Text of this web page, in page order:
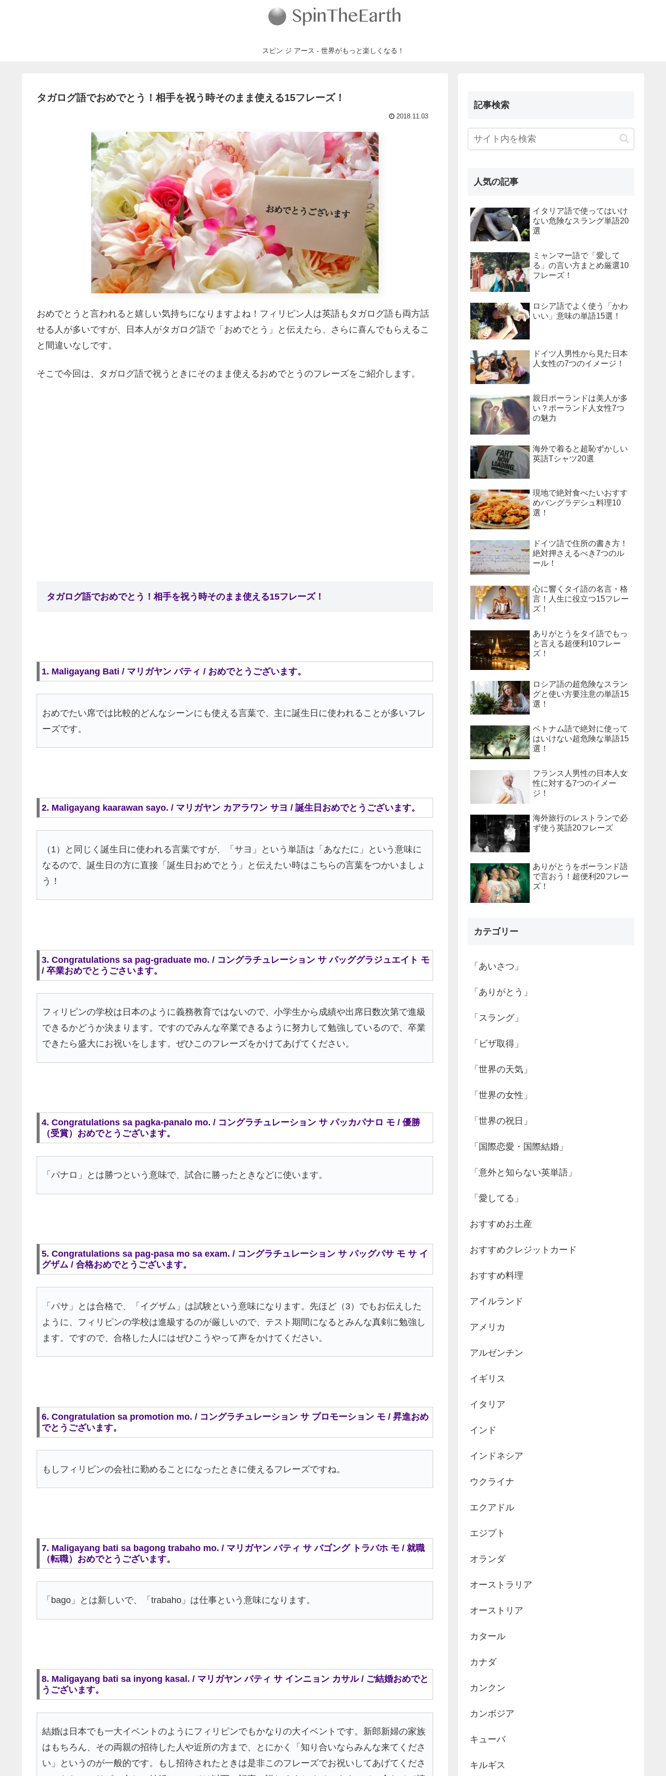
スピン ジ アース - 世界がもっと楽しくなる！
タガログ語でおめでとう！相手を祝う時そのまま使える15フレーズ！
2018.11.03
おめでとうと言われると嬉しい気持ちになりますよね！フィリピン人は英語もタガログ語も両方話
せる人が多いですが、日本人がタガログ語で「おめでとう」と伝えたら、さらに喜んでもらえるこ
と間違いなしです。
そこで今回は、タガログ語で祝うときにそのまま使えるおめでとうのフレーズをご紹介します。
タガログ語でおめでとう！相手を祝う時そのまま使える15フレーズ！
1. Maligayang Bati / マリガヤン バティ / おめでとうございます。
おめでたい席では比較的どんなシーンにも使える言葉で、主に誕生日に使われることが多いフレ
ーズです。
2. Maligayang kaarawan sayo. / マリガヤン カアラワン サヨ / 誕生日おめでとうございます。
（1）と同じく誕生日に使われる言葉ですが、「サヨ」という単語は「あなたに」という意味に
なるので、誕生日の方に直接「誕生日おめでとう」と伝えたい時はこちらの言葉をつかいましょ
う！
3. Congratulations sa pag-graduate mo. / コングラチュレーション サ パッググラジュエイト モ
/ 卒業おめでとうごさいます。
フィリピンの学校は日本のように義務教育ではないので、小学生から成績や出席日数次第で進級
できるかどうか決まります。ですのでみんな卒業できるように努力して勉強しているので、卒業
できたら盛大にお祝いをします。ぜひこのフレーズをかけてあげてください。
4. Congratulations sa pagka-panalo mo. / コングラチュレーション サ パッカパナロ モ / 優勝
（受賞）おめでとうございます。
「パナロ」とは勝つという意味で、試合に勝ったときなどに使います。
5. Congratulations sa pag-pasa mo sa exam. / コングラチュレーション サ パッグパサ モ サ イ
グザム / 合格おめでとうございます。
「パサ」とは合格で、「イグザム」は試験という意味になります。先ほど（3）でもお伝えした
ように、フィリピンの学校は進級するのが厳しいので、テスト期間になるとみんな真剣に勉強し
ます。ですので、合格した人にはぜひこうやって声をかけてください。
6. Congratulation sa promotion mo. / コングラチュレーション サ プロモーション モ / 昇進おめ
でとうございます。
もしフィリピンの会社に勤めることになったときに使えるフレーズですね。
7. Maligayang bati sa bagong trabaho mo. / マリガヤン バティ サ バゴング トラバホ モ / 就職
（転職）おめでとうございます。
「bago」とは新しいで、「trabaho」は仕事という意味になります。
8. Maligayang bati sa inyong kasal. / マリガヤン バティ サ インニョン カサル / ご結婚おめでと
うございます。
結婚は日本でも一大イベントのようにフィリピンでもかなりの大イベントです。新郎新婦の家族
はもちろん、その両親の招待した人や近所の方まで、とにかく「知り合いならみんな来てくださ
い」というのが一般的です。もし招待されたときは是非このフレーズでお祝いしてあげてくださ
記事検索
人気の記事
イタリア語で使ってはいけ
ない危険なスラング単語20
選
ミャンマー語で「愛して
る」の言い方まとめ厳選10
フレーズ！
ロシア語でよく使う「かわ
いい」意味の単語15選！
ドイツ人男性から見た日本
人女性の7つのイメージ！
親日ポーランドは美人が多
い？ポーランド人女性7つ
の魅力
海外で着ると超恥ずかしい
英語Tシャツ20選
現地で絶対食べたいおすす
めバングラデシュ料理10
選！
ドイツ語で住所の書き方！
絶対押さえるべき7つのル
ール！
心に響くタイ語の名言・格
言！人生に役立つ15フレー
ズ！
ありがとうをタイ語でもっ
と言える超便利10フレー
ズ！
ロシア語の超危険なスラン
グと使い方要注意の単語15
選！
ベトナム語で絶対に使って
はいけない超危険な単語15
選！
フランス人男性の日本人女
性に対する7つのイメー
ジ！
海外旅行のレストランで必
ず使う英語20フレーズ
ありがとうをポーランド語
で言おう！超便利20フレー
ズ！
カテゴリー
「あいさつ」
「ありがとう」
「スラング」
「ビザ取得」
「世界の天気」
「世界の女性」
「世界の祝日」
「国際恋愛・国際結婚」
「意外と知らない英単語」
「愛してる」
おすすめお土産
おすすめクレジットカード
おすすめ料理
アイルランド
アメリカ
アルゼンチン
イギリス
イタリア
インド
インドネシア
ウクライナ
エクアドル
エジプト
オランダ
オーストラリア
オーストリア
カタール
カナダ
カンクン
カンボジア
キューバ
キルギス